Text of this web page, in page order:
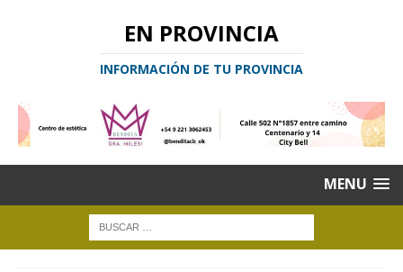
EN PROVINCIA
INFORMACIÓN DE TU PROVINCIA
MENU